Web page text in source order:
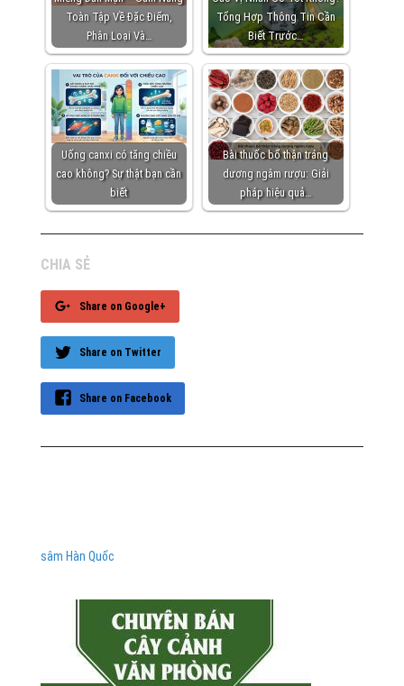
Toàn Tập Về Đặc Điểm,
Phân Loại Và…
Tổng Hợp Thông Tin Cần
Biết Trước…
Uống canxi có tăng chiều
cao không? Sự thật bạn cần
biết
Bài thuốc bổ thận tráng
dương ngâm rượu: Giải
pháp hiệu quả…
CHIA SẺ
Share on Google+
Share on Twitter
Share on Facebook
sâm Hàn Quốc